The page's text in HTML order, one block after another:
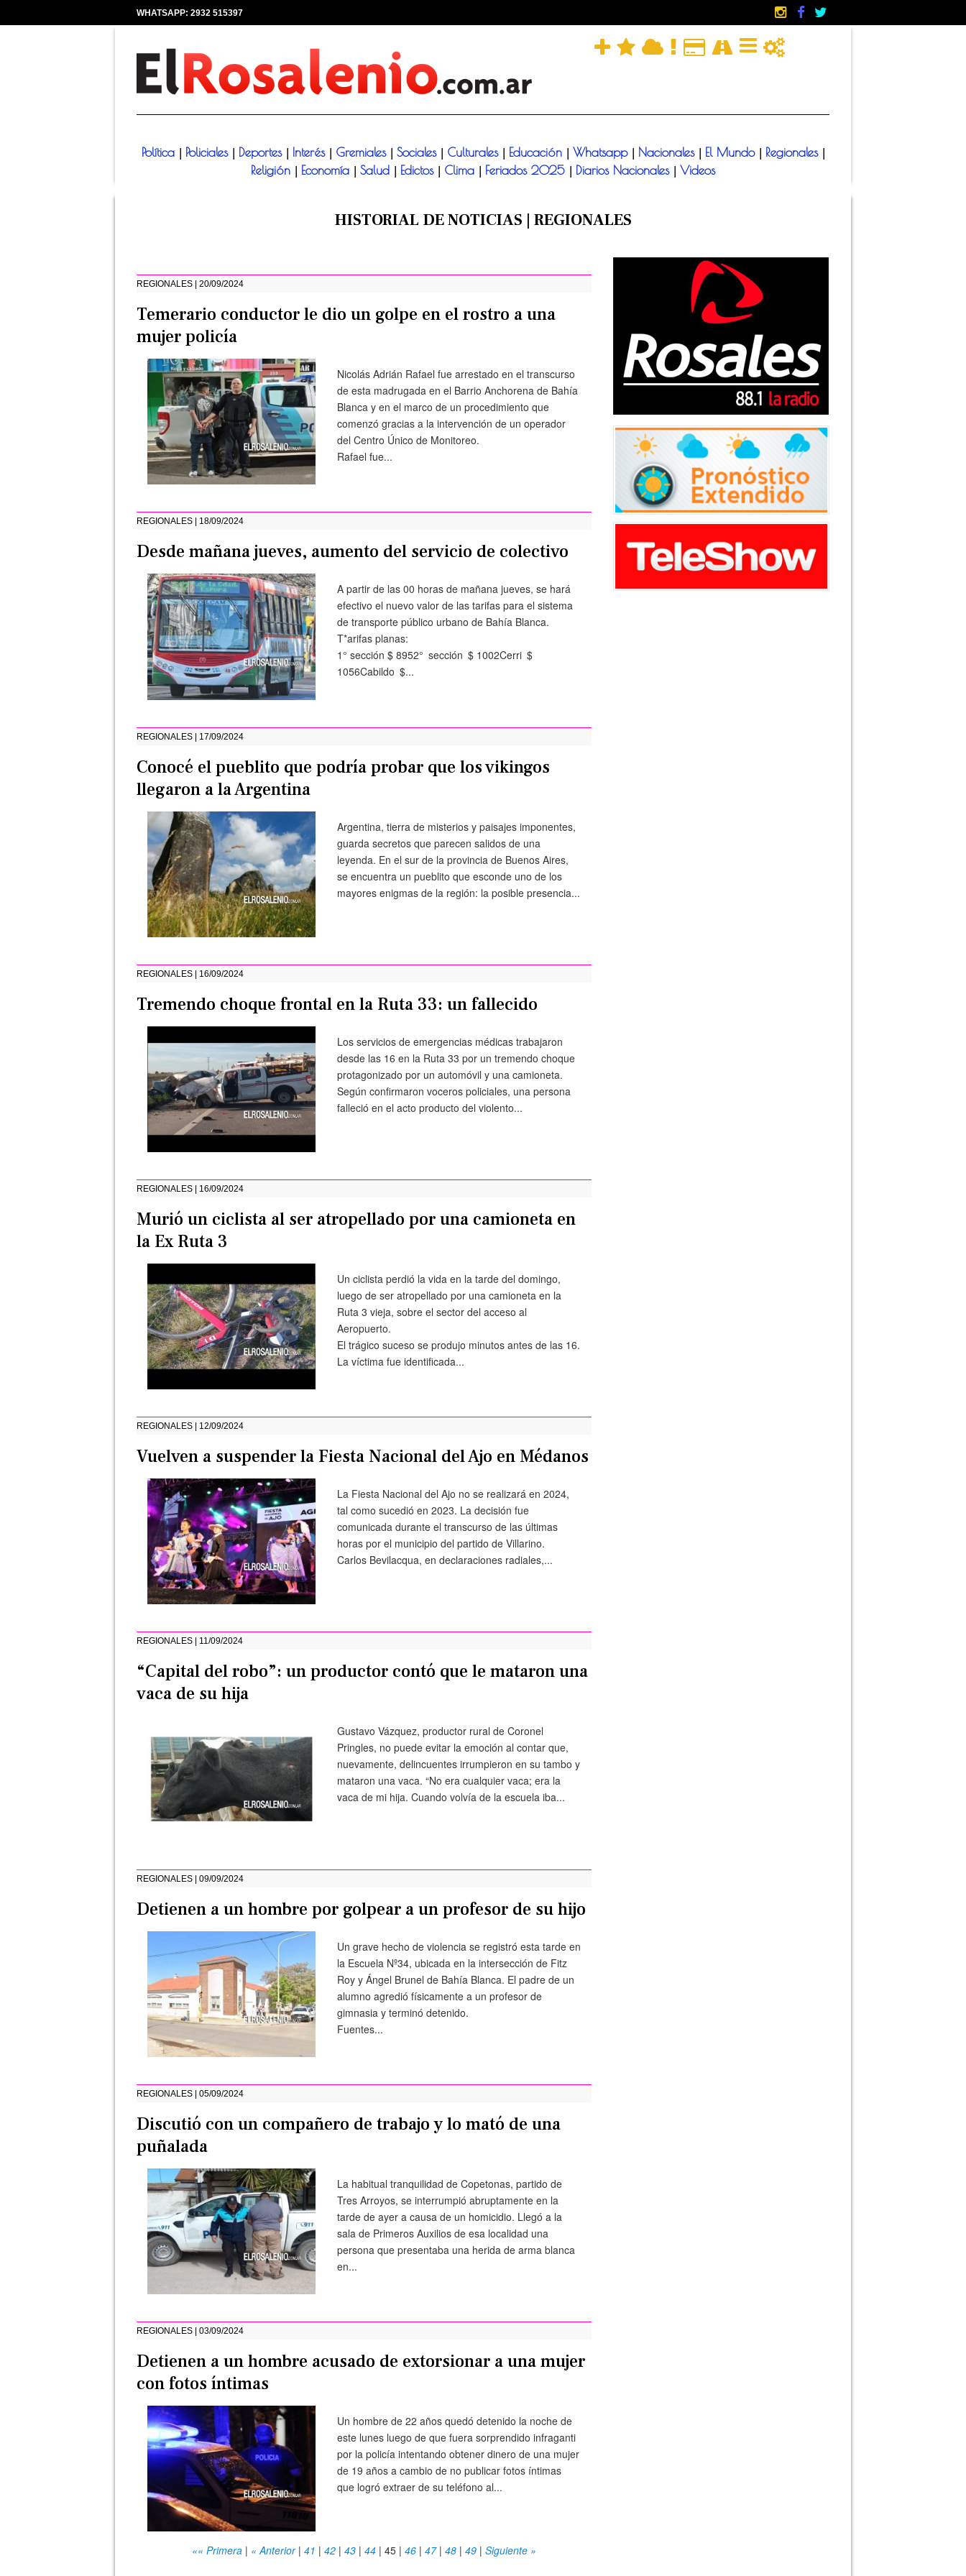
WHATSAPP: 2932 515397
Política
Policiales Deportes Interés Gremiales Sociales Culturales Educación Whatsapp Nacionales El Mundo Regionales
Religión Economía Salud Edictos Clima Feriados 2025 Diarios Nacionales Videos
HISTORIAL DE NOTICIAS | REGIONALES
REGIONALES | 20/09/2024
Temerario conductor le dio un golpe en el rostro a una
mujer policía
Nicolás Adrián Rafael fue arrestado en el transcurso
de esta madrugada en el Barrio Anchorena de Bahía
Blanca y en el marco de un procedimiento que
comenzó gracias a la intervención de un operador
del Centro Único de Monitoreo.
Rafael fue...
REGIONALES | 18/09/2024
Desde mañana jueves, aumento del servicio de colectivo
A partir de las 00 horas de mañana jueves, se hará
efectivo el nuevo valor de las tarifas para el sistema
de transporte público urbano de Bahía Blanca.
T*arifas planas:
1° sección $ 8952° sección $ 1002Cerri $
1056Cabildo $...
REGIONALES | 17/09/2024
Conocé el pueblito que podría probar que los vikingos
llegaron a la Argentina
Argentina, tierra de misterios y paisajes imponentes,
guarda secretos que parecen salidos de una
leyenda. En el sur de la provincia de Buenos Aires,
se encuentra un pueblito que esconde uno de los
mayores enigmas de la región: la posible presencia...
REGIONALES | 16/09/2024
Tremendo choque frontal en la Ruta 33: un fallecido
Los servicios de emergencias médicas trabajaron
desde las 16 en la Ruta 33 por un tremendo choque
protagonizado por un automóvil y una camioneta.
Según confirmaron voceros policiales, una persona
falleció en el acto producto del violento...
REGIONALES | 16/09/2024
Murió un ciclista al ser atropellado por una camioneta en
la Ex Ruta 3
Un ciclista perdió la vida en la tarde del domingo,
luego de ser atropellado por una camioneta en la
Ruta 3 vieja, sobre el sector del acceso al
Aeropuerto.
El trágico suceso se produjo minutos antes de las 16.
La víctima fue identificada...
REGIONALES | 12/09/2024
Vuelven a suspender la Fiesta Nacional del Ajo en Médanos
La Fiesta Nacional del Ajo no se realizará en 2024,
tal como sucedió en 2023. La decisión fue
comunicada durante el transcurso de las últimas
horas por el municipio del partido de Villarino.
Carlos Bevilacqua, en declaraciones radiales,...
REGIONALES | 11/09/2024
“Capital del robo”: un productor contó que le mataron una
vaca de su hija
Gustavo Vázquez, productor rural de Coronel
Pringles, no puede evitar la emoción al contar que,
nuevamente, delincuentes irrumpieron en su tambo y
mataron una vaca. “No era cualquier vaca; era la
vaca de mi hija. Cuando volvía de la escuela iba...
REGIONALES | 09/09/2024
Detienen a un hombre por golpear a un profesor de su hijo
Un grave hecho de violencia se registró esta tarde en
la Escuela Nº34, ubicada en la intersección de Fitz
Roy y Ángel Brunel de Bahía Blanca. El padre de un
alumno agredió físicamente a un profesor de
gimnasia y terminó detenido.
Fuentes...
REGIONALES | 05/09/2024
Discutió con un compañero de trabajo y lo mató de una
puñalada
La habitual tranquilidad de Copetonas, partido de
Tres Arroyos, se interrumpió abruptamente en la
tarde de ayer a causa de un homicidio. Llegó a la
sala de Primeros Auxilios de esa localidad una
persona que presentaba una herida de arma blanca
en...
REGIONALES | 03/09/2024
Detienen a un hombre acusado de extorsionar a una mujer
con fotos íntimas
Un hombre de 22 años quedó detenido la noche de
este lunes luego de que fuera sorprendido infraganti
por la policía intentando obtener dinero de una mujer
de 19 años a cambio de no publicar fotos íntimas
que logró extraer de su teléfono al...
«« Primera| « Anterior| 41 | 42| 43| 44| 45| 46| 47| 48| 49| Siguiente »